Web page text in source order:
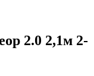
2.0 2,1м 2-